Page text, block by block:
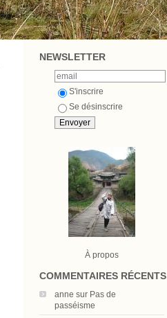
NEWSLETTER
S'inscrire
Se désinscrire
À propos
COMMENTAIRES RÉCENTS
anne sur Pas de
passéisme